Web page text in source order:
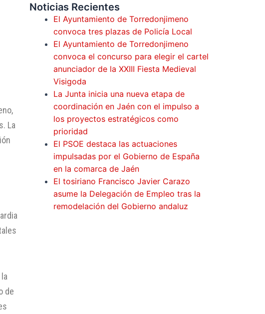
La
de
Noticias Recientes
El Ayuntamiento de Torredonjimeno
convoca tres plazas de Policía Local
El Ayuntamiento de Torredonjimeno
convoca el concurso para elegir el cartel
anunciador de la XXIII Fiesta Medieval
Visigoda
La Junta inicia una nueva etapa de
coordinación en Jaén con el impulso a
los proyectos estratégicos como
prioridad
El PSOE destaca las actuaciones
impulsadas por el Gobierno de España
en la comarca de Jaén
El tosiriano Francisco Javier Carazo
asume la Delegación de Empleo tras la
remodelación del Gobierno andaluz